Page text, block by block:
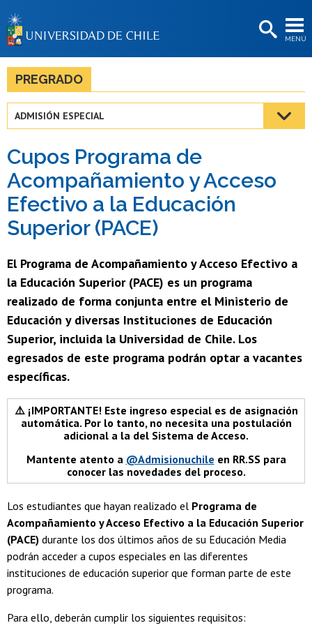
MENÚ
BIBLIOTECAS
Estudiantes
Académicas/os
Funcionarias/os
Egresadas/os
PREGRADO
ADMISIÓN ESPECIAL
Cupos Programa de
Acompañamiento y Acceso
Efectivo a la Educación
Superior (PACE)
El Programa de Acompañamiento y Acceso Efectivo a
la Educación Superior (PACE) es un programa
realizado de forma conjunta entre el Ministerio de
Educación y diversas Instituciones de Educación
Superior, incluida la Universidad de Chile. Los
egresados de este programa podrán optar a vacantes
específicas.
⚠️ ¡IMPORTANTE! Este ingreso especial es de asignación
automática. Por lo tanto, no necesita una postulación
adicional a la del Sistema de Acceso.
Mantente atento a @Admisionuchile en RR.SS para
conocer las novedades del proceso.
Los estudiantes que hayan realizado el Programa de
Acompañamiento y Acceso Efectivo a la Educación Superior
(PACE) durante los dos últimos años de su Educación Media
podrán acceder a cupos especiales en las diferentes
instituciones de educación superior que forman parte de este
programa.
Para ello, deberán cumplir los siguientes requisitos: